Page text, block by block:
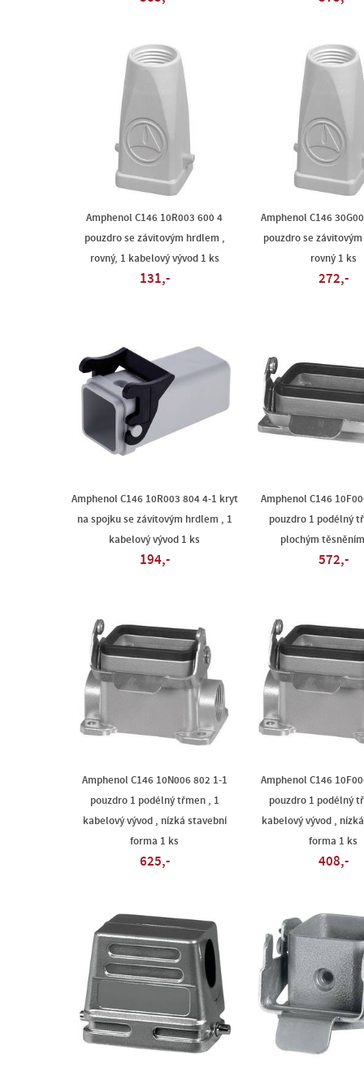
Amphenol C146 10R003 600 4
pouzdro se závitovým hrdlem ,
rovný, 1 kabelový vývod 1 ks
131,-
Amphenol C146
pouzdro se
rovný 1 ks
272,-
Amphenol C146 10R003 804 4-1 kryt
na spojku se závitovým hrdlem , 1
kabelový vývod 1 ks
194,-
Amphenol C146
pouzdro 1 podélný
plochým
572,-
Amphenol C146 10N006 802 1-1
pouzdro 1 podélný třmen , 1
kabelový vývod , nízká stavební
forma 1 ks
625,-
Amphenol C146
pouzdro 1 podélný
kabelový vývod ,
forma 1 ks
408,-